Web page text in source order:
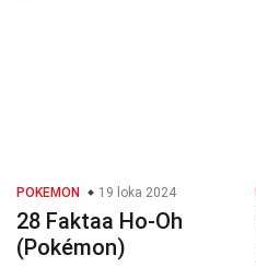
POKEMON 19 loka 2024
28 Faktaa Ho-Oh
(Pokémon)